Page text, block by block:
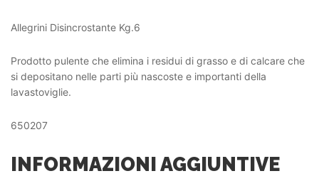
Allegrini Disincrostante Kg.6
Prodotto pulente che elimina i residui di grasso e di calcare che
si depositano nelle parti più nascoste e importanti della
lavastoviglie.
650207
INFORMAZIONI AGGIUNTIVE